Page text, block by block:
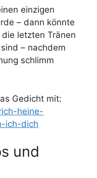
einzigen
– dann könnte
letzten Tränen
– nachdem
schlimm
Gedicht mit:
heine-
ich-dich
und